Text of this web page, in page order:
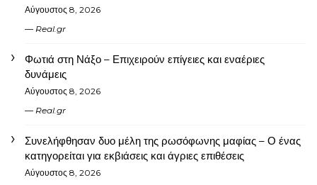
Αύγουστος 8, 2026
Real.gr
Φωτιά στη Νάξο – Επιχειρούν επίγειες και εναέριες
δυνάμεις
Αύγουστος 8, 2026
Real.gr
Συνελήφθησαν δυο μέλη της ρωσόφωνης μαφίας – Ο ένας
κατηγορείται για εκβιάσεις και άγριες επιθέσεις
Αύγουστος 8, 2026